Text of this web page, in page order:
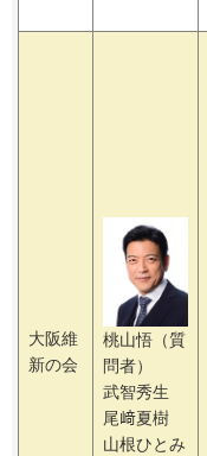
大阪維
新の会
桃山悟（質
問者）
武智秀生
尾﨑夏樹
山根ひとみ